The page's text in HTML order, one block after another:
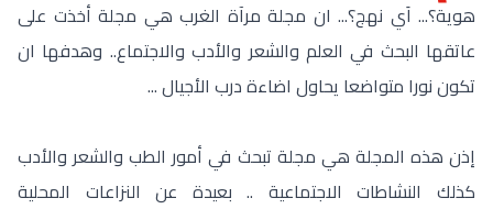
هوية؟... اَي نهج؟... ان مجلة مرآة الغرب هي مجلة أخذت على
عاتقها البحث في العلم والشعر والأدب والاجتماع.. وهدفها ان
تكون نورا متواضعا يحاول اضاءة درب الأجيال ...
إذن هذه المجلة هي مجلة تبحث في أمور الطب والشعر والأدب
كذلك النشاطات الاجتماعية .. بعيدة عن النزاعات المحلية